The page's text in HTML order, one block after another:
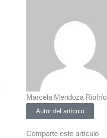
Marcela Mendoza Riofrío
Autor del artículo
Comparte este artículo